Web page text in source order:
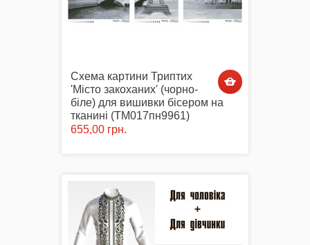
Схема картини Триптих
'Місто закоханих' (чорно-
біле) для вишивки бісером на
тканині (ТМ017пн9961)
655,00 грн.